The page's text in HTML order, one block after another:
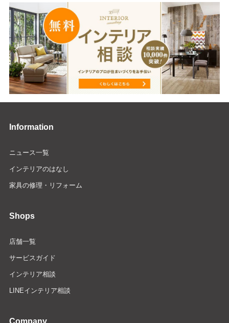
Information
ニュース一覧
インテリアのはなし
家具の修理・リフォーム
Shops
店舗一覧
サービスガイド
インテリア相談
LINEインテリア相談
Company